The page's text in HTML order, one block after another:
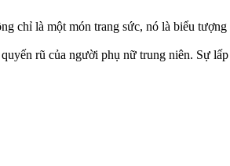
chỉ là một món trang sức, nó là biểu
rũ của người phụ nữ trung niên. Sự